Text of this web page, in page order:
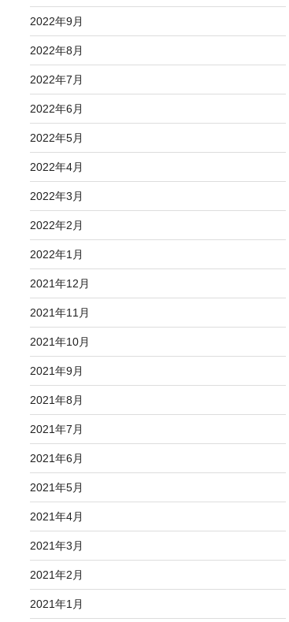
2022年9月
2022年8月
2022年7月
2022年6月
2022年5月
2022年4月
2022年3月
2022年2月
2022年1月
2021年12月
2021年11月
2021年10月
2021年9月
2021年8月
2021年7月
2021年6月
2021年5月
2021年4月
2021年3月
2021年2月
2021年1月